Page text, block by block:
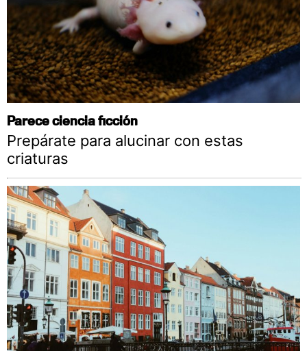
Parece ciencia ficción
Prepárate para alucinar con estas
criaturas